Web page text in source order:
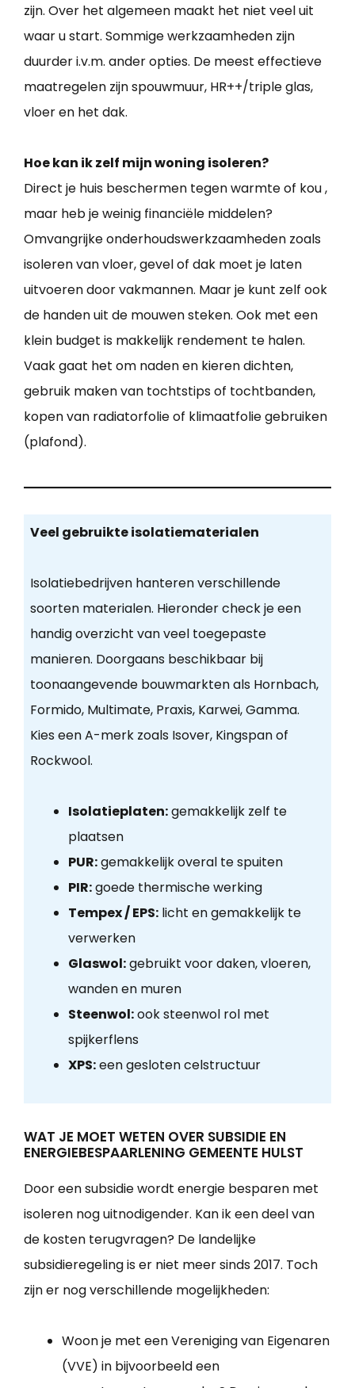
zijn. Over het algemeen maakt het niet veel uit
waar u start. Sommige werkzaamheden zijn
duurder i.v.m. ander opties. De meest effectieve
maatregelen zijn spouwmuur, HR++/triple glas,
vloer en het dak.
Hoe kan ik zelf mijn woning isoleren?
Direct je huis beschermen tegen warmte of kou ,
maar heb je weinig financiële middelen?
Omvangrijke onderhoudswerkzaamheden zoals
isoleren van vloer, gevel of dak moet je laten
uitvoeren door vakmannen. Maar je kunt zelf ook
de handen uit de mouwen steken. Ook met een
klein budget is makkelijk rendement te halen.
Vaak gaat het om naden en kieren dichten,
gebruik maken van tochtstips of tochtbanden,
kopen van radiatorfolie of klimaatfolie gebruiken
(plafond).
Veel gebruikte isolatiematerialen
Isolatiebedrijven hanteren verschillende
soorten materialen. Hieronder check je een
handig overzicht van veel toegepaste
manieren. Doorgaans beschikbaar bij
toonaangevende bouwmarkten als Hornbach,
Formido, Multimate, Praxis, Karwei, Gamma.
Kies een A-merk zoals Isover, Kingspan of
Rockwool.
Isolatieplaten:gemakkelijk zelf te
plaatsen
PUR:gemakkelijk overal te spuiten
PIR:goede thermische werking
Tempex / EPS:licht en gemakkelijk te
verwerken
Glaswol:gebruikt voor daken, vloeren,
wanden en muren
Steenwol:ook steenwol rol met
spijkerflens
XPS:een gesloten celstructuur
WAT JE MOET WETEN OVER SUBSIDIE EN
ENERGIEBESPAARLENING GEMEENTE HULST
Door een subsidie wordt energie besparen met
isoleren nog uitnodigender. Kan ik een deel van
de kosten terugvragen? De landelijke
subsidieregeling is er niet meer sinds 2017. Toch
zijn er nog verschillende mogelijkheden:
Woon je met een Vereniging van Eigenaren
(VVE) in bijvoorbeeld een